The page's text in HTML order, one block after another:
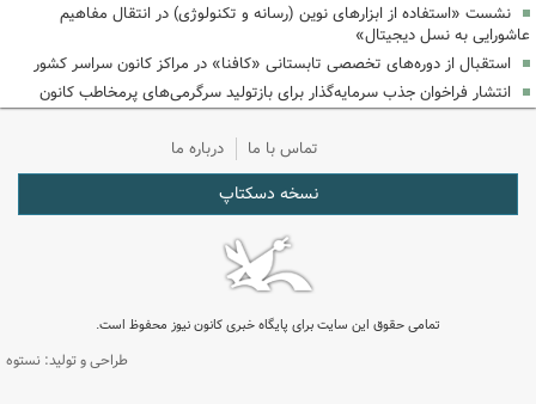
نشست «استفاده از ابزارهای نوین (رسانه و تکنولوژی) در انتقال مفاهیم
عاشورایی به نسل دیجیتال»
استقبال از دوره‌های تخصصی تابستانی «کافنا» در مراکز کانون سراسر کشور
انتشار فراخوان جذب سرمایه‌گذار برای بازتولید سرگرمی‌های پرمخاطب کانون
تماس با ما درباره ما
نسخه دسکتاپ
تمامی حقوق این سایت برای پایگاه خبری کانون نیوز محفوظ است.
طراحی و تولید: نستوه